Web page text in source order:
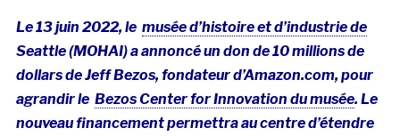
Le 13 juin 2022, le musée d’histoire et d’industrie de
Seattle (MOHAI) a annoncé un don de 10 millions de
dollars de Jeff Bezos, fondateur d’Amazon.com, pour
agrandir le Bezos Center for Innovation du musée. Le
nouveau financement permettra au centre d’étendre